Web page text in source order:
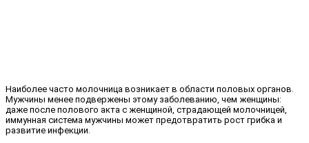
Наиболее часто молочница возникает в области половых органов.
Мужчины менее подвержены этому заболеванию, чем женщины:
даже после полового акта с женщиной, страдающей молочницей,
иммунная система мужчины может предотвратить рост грибка и
развитие инфекции.